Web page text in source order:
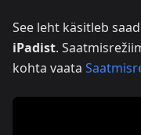
See leht käsitleb
iPadist.
kohta vaata